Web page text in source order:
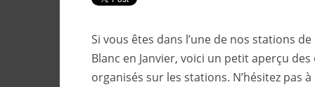
Si vous êtes dans l’une de nos stations
Blanc en Janvier, voici un petit aperçu
organisés sur les stations. N’hésitez pas